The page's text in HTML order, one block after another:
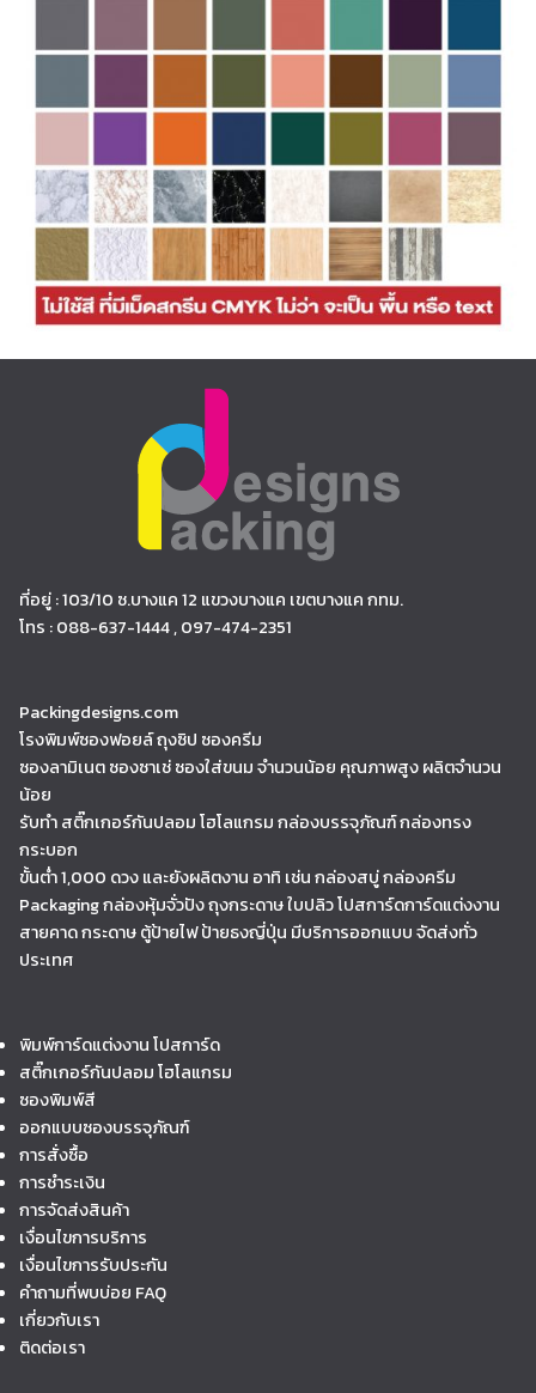
ที่อยู่ : 103/10 ซ.บางแค 12 แขวงบางแค เขตบางแค กทม.
โทร : 088-637-1444 , 097-474-2351
Packingdesigns.com
โรงพิมพ์ซองฟอยล์ ถุงซิป ซองครีม
ซองลามิเนต ซองซาเช่ ซองใส่ขนม จำนวนน้อย คุณภาพสูง ผลิตจำนวน
น้อย
รับทำ สติ๊กเกอร์กันปลอม โฮโลแกรม กล่องบรรจุภัณฑ์ กล่องทรง
กระบอก
ขั้นต่ำ 1,000 ดวง และยังผลิตงาน อาทิ เช่น กล่องสบู่ กล่องครีม
Packaging กล่องหุ้มจั่วปัง ถุงกระดาษ ใบปลิว โปสการ์ดการ์ดแต่งงาน
สายคาด กระดาษ ตู้ป้ายไฟ ป้ายธงญี่ปุ่น มีบริการออกแบบ จัดส่งทั่ว
ประเทศ
พิมพ์การ์ดแต่งงาน โปสการ์ด
สติ๊กเกอร์กันปลอม โฮโลแกรม
ซองพิมพ์สี
ออกแบบซองบรรจุภัณฑ์
การสั่งซื้อ
การชำระเงิน
การจัดส่งสินค้า
เงื่อนไขการบริการ
เงื่อนไขการรับประกัน
คำถามที่พบบ่อย FAQ
เกี่ยวกับเรา
ติดต่อเรา